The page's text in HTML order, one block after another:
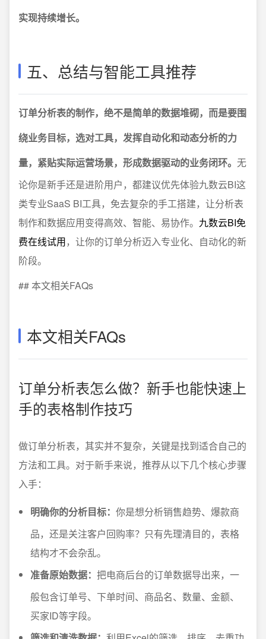
实现持续增长。
五、总结与智能工具推荐
订单分析表的制作，绝不是简单的数据堆砌，而是要围
绕业务目标，选对工具，发挥自动化和动态分析的力
量，紧贴实际运营场景，形成数据驱动的业务闭环。 无
论你是新手还是进阶用户，都建议优先体验九数云BI这
类专业SaaS BI工具，免去复杂的手工搭建，让分析表
制作和数据应用变得高效、智能、易协作。 九数云BI免
费在线试用，让你的订单分析迈入专业化、自动化的新
阶段。
## 本文相关FAQs
本文相关FAQs
订单分析表怎么做？新手也能快速上
手的表格制作技巧
做订单分析表，其实并不复杂，关键是找到适合自己的
方法和工具。对于新手来说，推荐从以下几个核心步骤
入手：
明确你的分析目标： 你是想分析销售趋势、爆款商
品，还是关注客户回购率？只有先理清目的，表格
结构才不会杂乱。
准备原始数据： 把电商后台的订单数据导出来，一
般包含订单号、下单时间、商品名、数量、金额、
买家ID等字段。